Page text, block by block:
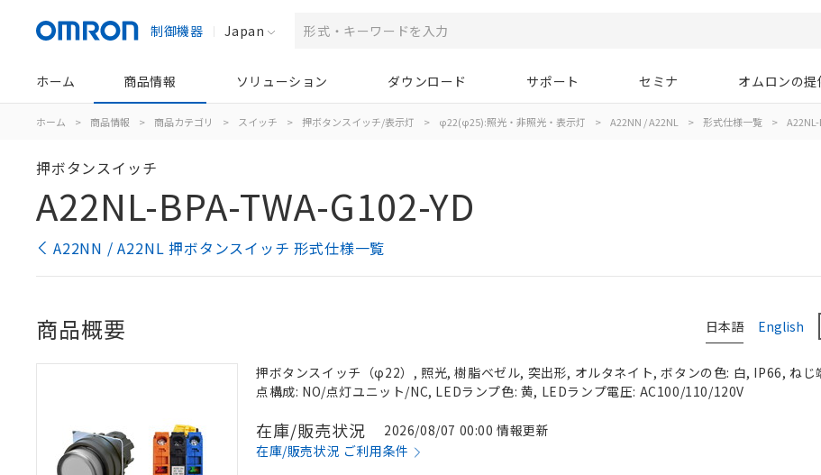
制御機器 Japan
ホーム 商品情報 ソリューション ダウンロード サポート セミナ オムロンの提
ホーム > 商品情報 > 商品カテゴリ > スイッチ > 押ボタンスイッチ/表示灯 > φ22(φ25):照光・非照光・表示灯 > A22NN / A22NL > 形式仕様一覧 > A22NL-
押ボタンスイッチ
A22NL-BPA-TWA-G102-YD
A22NN / A22NL 押ボタンスイッチ 形式仕様一覧
日本語 English
商品概要
押ボタンスイッチ（φ22）, 照光, 樹脂ベゼル, 突出形, オルタネイト, ボタンの色: 白, IP66, ねじ
点構成: NO/点灯ユニット/NC, LEDランプ色: 黄, LEDランプ電圧: AC100/110/120V
在庫/販売状況
2026/08/07 00:00 情報更新
在庫/販売状況 ご利用条件